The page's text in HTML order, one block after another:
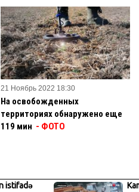
21 Ноябрь 2022 18:30
На освобожденных
территориях обнаружено еще
119 мин - ФОТО